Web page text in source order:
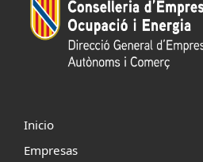
Inicio
Empresas